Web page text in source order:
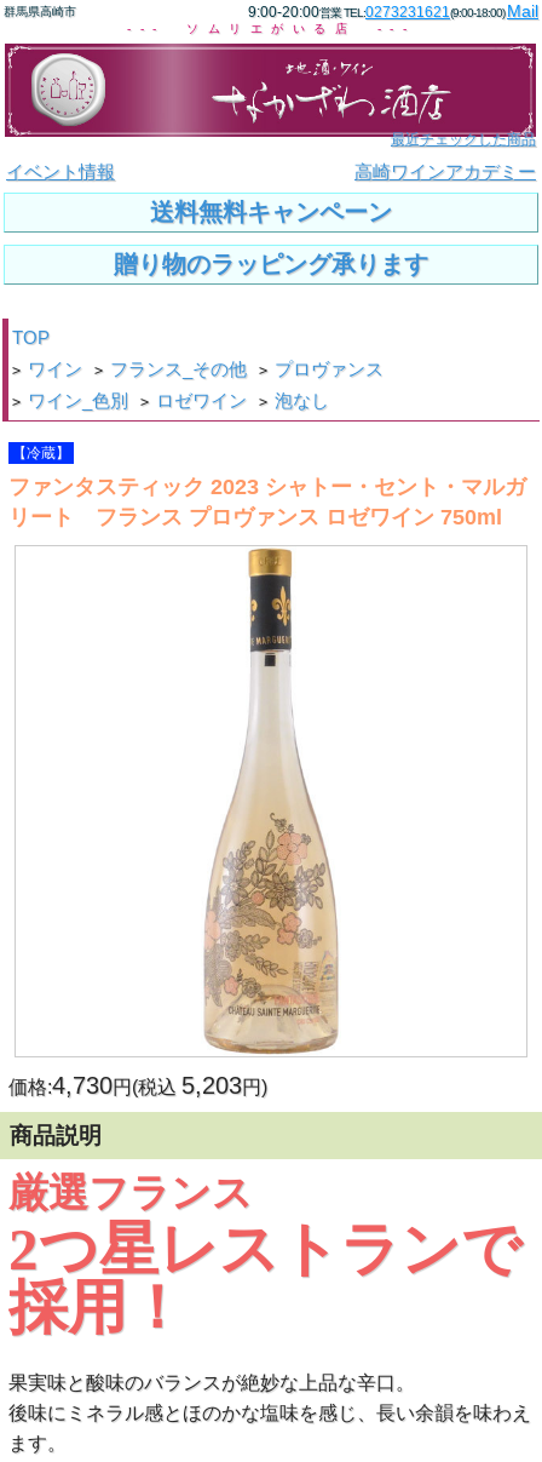
群馬県高崎市 9:00-20:00営業 TEL:0273231621(9:00-18:00)Mail
--- ソムリエがいる店 ---
最近チェックした商品
イベント情報 高崎ワインアカデミー
送料無料キャンペーン
贈り物のラッピング承ります
TOP
> ワイン > フランス_その他 > プロヴァンス
> ワイン_色別 > ロゼワイン > 泡なし
【冷蔵】
ファンタスティック 2023 シャトー・セント・マルガ
リート フランス プロヴァンス ロゼワイン 750ml
価格:4,730円(税込 5,203円)
商品説明
厳選フランス
2つ星レストランで
採用！
果実味と酸味のバランスが絶妙な上品な辛口。
後味にミネラル感とほのかな塩味を感じ、長い余韻を味わえ
ます。